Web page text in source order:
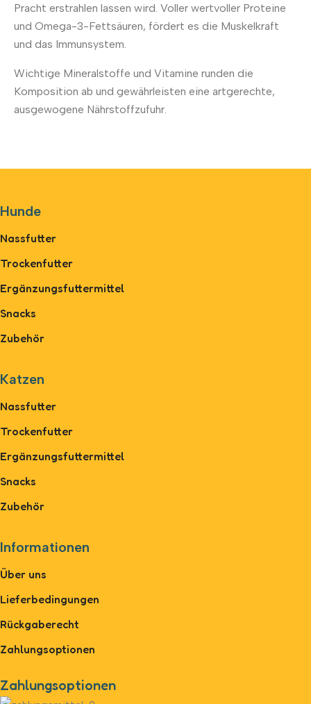
Pracht erstrahlen lassen wird. Voller wertvoller Proteine
und Omega-3-Fettsäuren, fördert es die Muskelkraft
und das Immunsystem.
Wichtige Mineralstoffe und Vitamine runden die
Komposition ab und gewährleisten eine artgerechte,
ausgewogene Nährstoffzufuhr.
Hunde
Nassfutter
Trockenfutter
Ergänzungsfuttermittel
Snacks
Zubehör
Katzen
Nassfutter
Trockenfutter
Ergänzungsfuttermittel
Snacks
Zubehör
Informationen
Über uns
Lieferbedingungen
Rückgaberecht
Zahlungsoptionen
Zahlungsoptionen